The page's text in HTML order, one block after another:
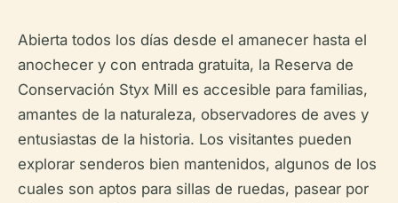
Abierta todos los días desde el amanecer hasta el
anochecer y con entrada gratuita, la Reserva de
Conservación Styx Mill es accesible para familias,
amantes de la naturaleza, observadores de aves y
entusiastas de la historia. Los visitantes pueden
explorar senderos bien mantenidos, algunos de los
cuales son aptos para sillas de ruedas, pasear por